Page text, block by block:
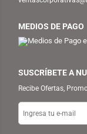
MEDIOS DE PAGO
SUSCRÍBETE A
Recibe Ofertas,